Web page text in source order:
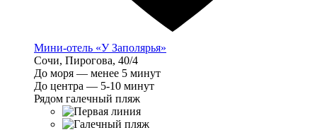
Мини-отель «У Заполярья»
Сочи, Пирогова, 40/4
До моря — менее 5 минут
До центра — 5-10 минут
Рядом галечный пляж